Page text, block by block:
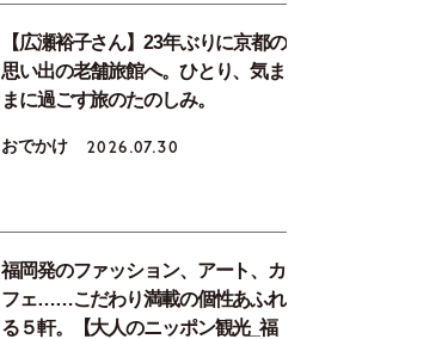
【広瀬裕子さん】23年ぶりに京都の
思い出の老舗旅館へ。ひとり、気ま
まに過ごす旅のたのしみ。
おでかけ 2026.07.30
福岡発のファッション、アート、カ
フェ……こだわり満載の個性あふれ
る５軒。【大人のニッポン観光_福